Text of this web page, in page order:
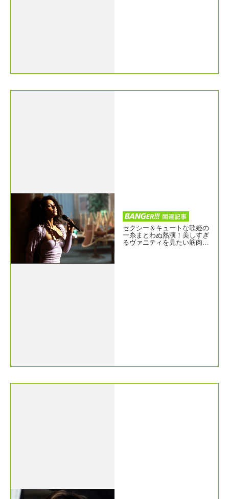
セクシー＆キュートな歌姫の
一糸まとわぬ熱演！美しすぎ
るヴァニティを見たい筋肉映